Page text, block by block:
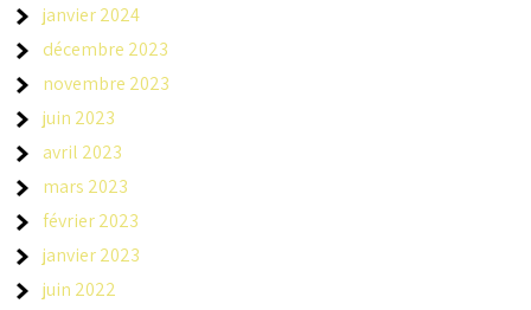
janvier 2024
décembre 2023
novembre 2023
juin 2023
avril 2023
mars 2023
février 2023
janvier 2023
juin 2022